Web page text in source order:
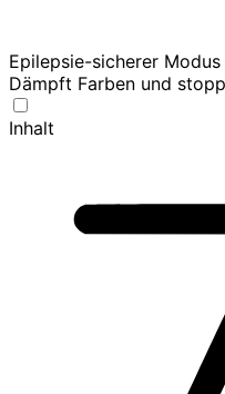
Epilepsie-sicherer Modus
Dämpft Farben und
Inhalt